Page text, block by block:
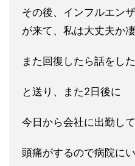
その後、インフルエン
が来て、私は大丈夫か
また回復したら話をし
と送り、また2日後に
今日から会社に出勤し
頭痛がするので病院に